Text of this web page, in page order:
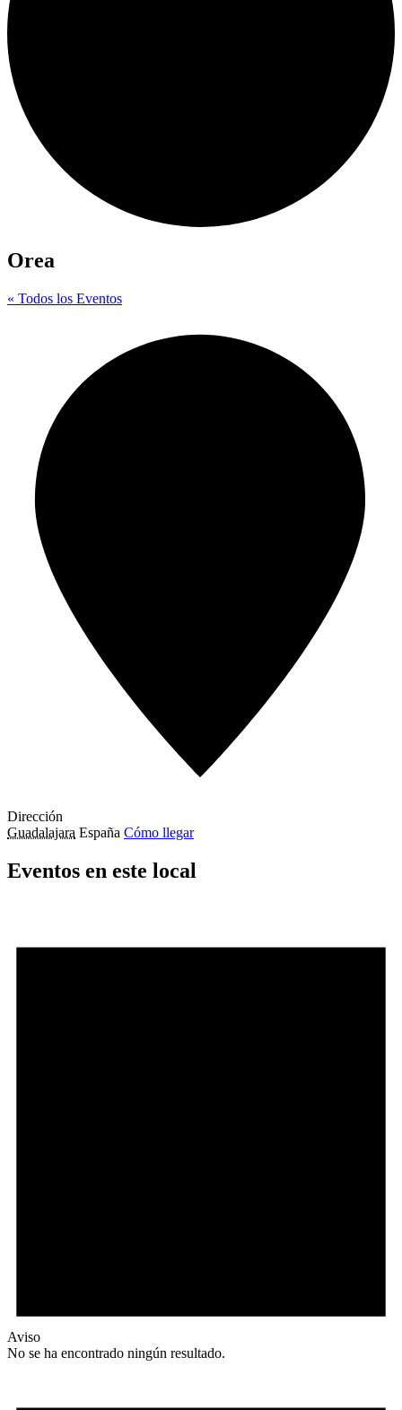
Orea
« Todos los Eventos
Dirección
Guadalajara España Cómo llegar
Eventos en este local
Aviso
No se ha encontrado ningún resultado.